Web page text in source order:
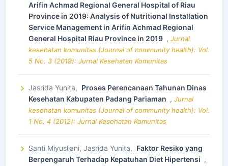
Arifin Achmad Regional General Hospital of Riau
Province in 2019: Analysis of Nutritional Installation
Service Management in Arifin Achmad Regional
General Hospital Riau Province in 2019 , Jurnal
kesehatan komunitas (Journal of community health): Vol.
5 No. 3 (2019): Jurnal Kesehatan Komunitas
Jasrida Yunita, Proses Perencanaan Tahunan Dinas
Kesehatan Kabupaten Padang Pariaman , Jurnal
kesehatan komunitas (Journal of community health): Vol.
1 No. 4 (2012): Jurnal Kesehatan Komunitas
Santi Miyusliani, Jasrida Yunita, Faktor Resiko yang
Berpengaruh Terhadap Kepatuhan Diet Hipertensi ,